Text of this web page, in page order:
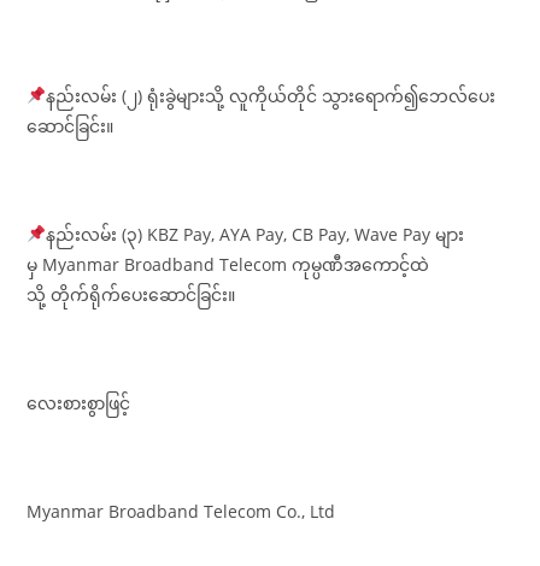
နည်းလမ်း (၂) ရုံးခွဲများသို့ လူကိုယ်တိုင် သွားရောက်၍ဘေလ်ပေး
ဆောင်ခြင်း။
နည်းလမ်း (၃) KBZ Pay, AYA Pay, CB Pay, Wave Pay များ
မှ Myanmar Broadband Telecom ကုမ္ပဏီအကောင့်ထဲ
သို့ တိုက်ရိုက်ပေးဆောင်ခြင်း။
လေးစားစွာဖြင့်
Myanmar Broadband Telecom Co., Ltd